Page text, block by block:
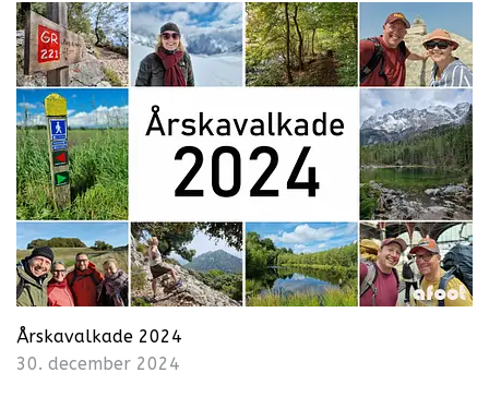
Årskavalkade 2024
30. december 2024